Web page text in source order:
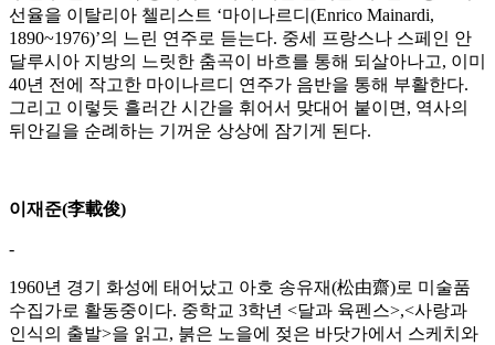
선율을 이탈리아 첼리스트 ‘마이나르디(Enrico Mainardi,
1890~1976)’의 느린 연주로 듣는다. 중세 프랑스나 스페인 안
달루시아 지방의 느릿한 춤곡이 바흐를 통해 되살아나고, 이미
40년 전에 작고한 마이나르디 연주가 음반을 통해 부활한다.
그리고 이렇듯 흘러간 시간을 휘어서 맞대어 붙이면, 역사의
뒤안길을 순례하는 기꺼운 상상에 잠기게 된다.
이재준(李載俊)
-
1960년 경기 화성에 태어났고 아호 송유재(松由齋)로 미술품
수집가로 활동중이다. 중학교 3학년 <달과 육펜스>,<사랑과
인식의 출발>을 읽고, 붉은 노을에 젖은 바닷가에서 스케치와